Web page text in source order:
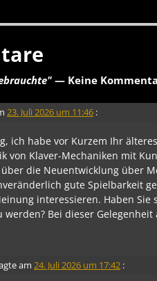
— Keine
23. Juli 2026 um 11:46 :
ich habe vor Kurzem Ihr
von Klaver-Mechaniken mit
die Neuentwicklung über
gute Spielbarkeit
interessieren. Haben
Bei dieser
am 24. Juli 2026 um 17:42 :